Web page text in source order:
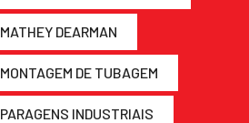
MATHEY DEARMAN
MONTAGEM DE TUBAGEM
PARAGENS INDUSTRIAIS